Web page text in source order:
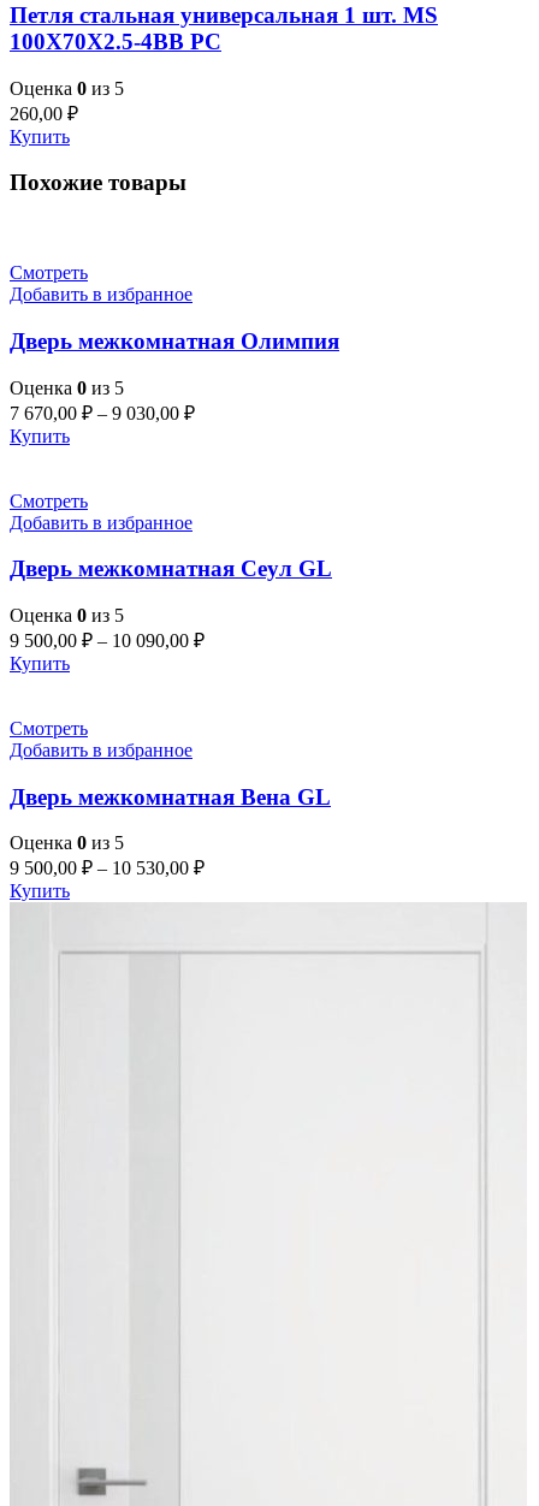
Петля стальная универсальная 1 шт. MS
100X70X2.5-4BB PC
Оценка 0 из 5
260,00 ₽
Купить
Похожие товары
Смотреть
Добавить в избранное
Дверь межкомнатная Олимпия
Оценка 0 из 5
7 670,00 ₽ – 9 030,00 ₽
Купить
Смотреть
Добавить в избранное
Дверь межкомнатная Сеул GL
Оценка 0 из 5
9 500,00 ₽ – 10 090,00 ₽
Купить
Смотреть
Добавить в избранное
Дверь межкомнатная Вена GL
Оценка 0 из 5
9 500,00 ₽ – 10 530,00 ₽
Купить